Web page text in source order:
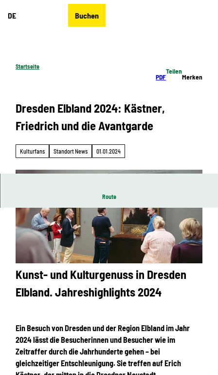
DE Buchen
Startseite
PDF
Teilen
Merken
Dresden Elbland 2024: Kästner,
Friedrich und die Avantgarde
Kulturfans Standort News 01.01.2024
Route
Kunst- und Kulturgenuss in Dresden
Elbland. Jahreshighlights 2024
Ein Besuch von Dresden und der Region Elbland im Jahr
2024 lässt die Besucherinnen und Besucher wie im
Zeitraffer durch die Jahrhunderte gehen – bei
gleichzeitiger Entschleunigung. Sie treffen auf Erich